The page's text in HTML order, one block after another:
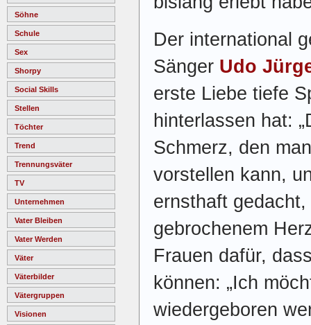
Söhne
Schule
Sex
Shorpy
Social Skills
Stellen
Töchter
Trend
Trennungsväter
TV
Unternehmen
Vater Bleiben
Vater Werden
Väter
Väterbilder
Vätergruppen
Visionen
Der international
Sänger Udo
erste Liebe tiefe
hinterlassen hat:
Schmerz, den
vorstellen kann,
ernsthaft
gebrochenem
Frauen dafür,
können: „Ich
wiedergeboren